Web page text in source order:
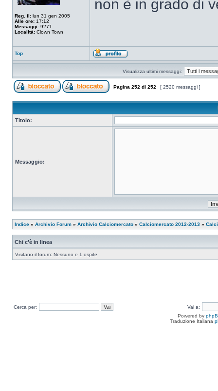
Reg. il: lun 31 gen 2005
Alle ore: 17:12
Messaggi: 9271
Località: Clown Town
non è in grado di
Top
Visualizza ultimi messaggi:
Pagina 252 di 252 [ 2520 messaggi ]
Titolo:
Messaggio:
Indice » Archivio Forum » Archivio Calciomercato » Calciomercato 2012-2013 »
Chi c’è in linea
Visitano il forum: Nessuno e 1 ospite
Cerca per:
Vai a:
Powered by
Traduzione Italiana